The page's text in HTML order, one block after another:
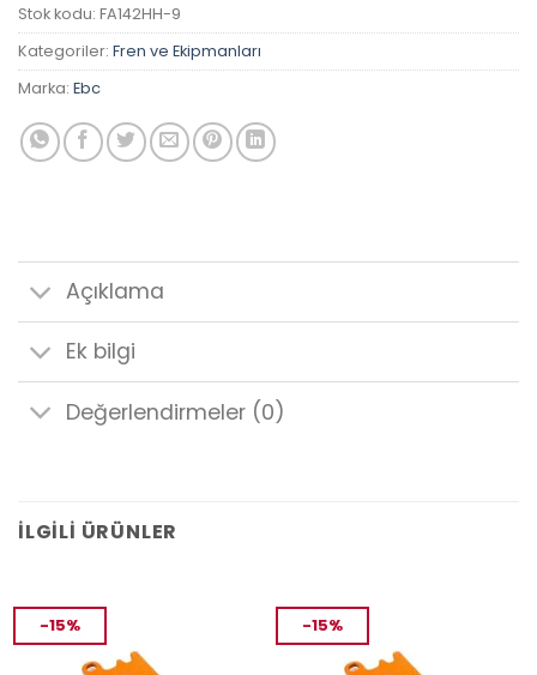
Stok kodu: FA142HH-9
Kategoriler: Fren ve Ekipmanları
Marka: Ebc
Açıklama
Ek bilgi
Değerlendirmeler (0)
İLGILI ÜRÜNLER
-15% -15%